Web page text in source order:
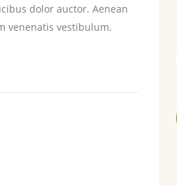
dolor auctor. Aenean
venenatis vestibulum.